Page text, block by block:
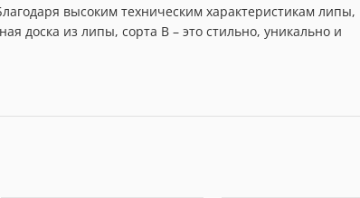
высоким техническим характеристикам липы,
доска из липы, сорта B – это стильно, уникально и